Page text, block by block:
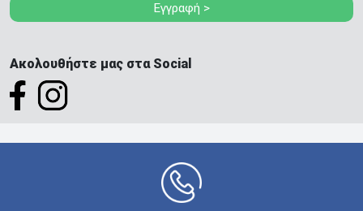
Εγγραφή >
Ακολουθήστε μας στα Social